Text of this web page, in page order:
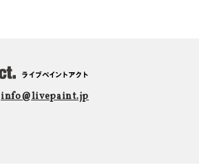
info@livepaint.jp